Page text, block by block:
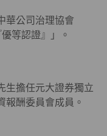
華公司治理協會
等認證』」。
生擔任元大證券獨立
報酬委員會成員。